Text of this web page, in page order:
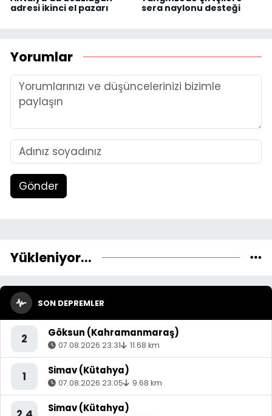
adresi ikinci el pazarı
sera naylonu desteği
Yorumlar
Gönder
Yükleniyor...
SON DEPREMLER
2 Göksun (Kahramanmaraş)
07.08.2026 23:31 11.68 km
1 Simav (Kütahya)
07.08.2026 23:05 9.68 km
Simav (Kütahya)